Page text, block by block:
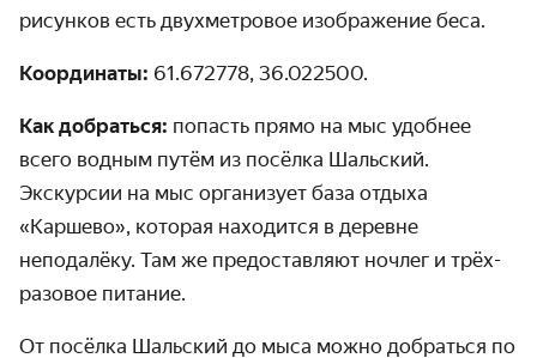
рисунков есть двух­метровое изображение беса.
Координаты: 61.672778, 36.022500.
Как добраться: попасть прямо на мыс удобнее
всего водным путём из посёлка Шальский.
Экскурсии на мыс организует база отдыха
«‎Каршево»‎, которая находится в деревне
неподалёку. Там же предо­ставляют ночлег и трёх­
разовое питание.
От посёлка Шальский до мыса можно добраться по